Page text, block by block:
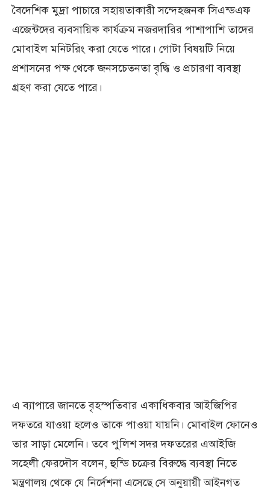
বৈদেশিক মুদ্রা পাচারে সহায়তাকারী সন্দেহজনক সিএন্ডএফ
এজেন্টদের ব্যবসায়িক কার্যক্রম নজরদারির পাশাপাশি তাদের
মোবাইল মনিটরিং করা যেতে পারে। গোটা বিষয়টি নিয়ে
প্রশাসনের পক্ষ থেকে জনসচেতনতা বৃদ্ধি ও প্রচারণা ব্যবস্থা
গ্রহণ করা যেতে পারে।
এ ব্যাপারে জানতে বৃহস্পতিবার একাধিকবার আইজিপির
দফতরে যাওয়া হলেও তাকে পাওয়া যায়নি। মোবাইল ফোনেও
তার সাড়া মেলেনি। তবে পুলিশ সদর দফতরের এআইজি
সহেলী ফেরদৌস বলেন, হুন্ডি চক্রের বিরুদ্ধে ব্যবস্থা নিতে
মন্ত্রণালয় থেকে যে নির্দেশনা এসেছে সে অনুয়ায়ী আইনগত